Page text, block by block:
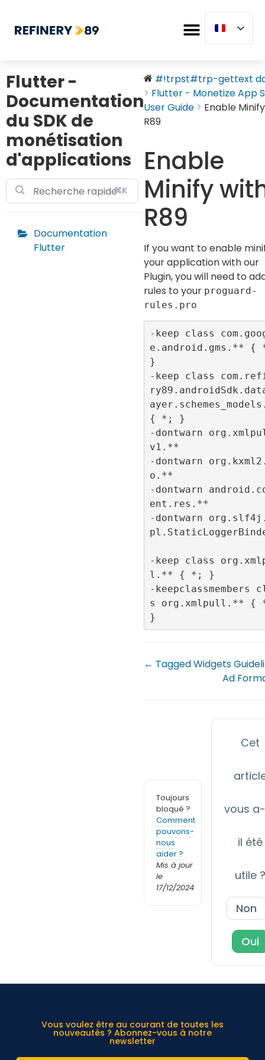
Flutter -
Documentation
du SDK de
monétisation
d'applications
⌘K
Documentation
Flutter
#!trpst#trp-gettext
Flutter - Monetize App
User Guide
Enable
R89
Enable
Minify
R89
If you want to enable
your application with our
Plugin, you will need to
rules to your proguard-
rules.pro
-keep class
e.android.gms.** {
}
-keep class
{ *; }
-dontwarn
v1.**
-dontwarn
o.**
-dontwarn
ent.res.**
-dontwarn
-keep class
l.** { *; }
-keepclassmembers
s org.xmlpull.** {
← Tagged Widgets
Ad
Toujours
bloqué ?
Comment
pouvons-
nous
aider ?
Mis à jour
le
17/12/2024
Cet
vous
il été
utile ?
Non
Oui
Vous voulez être au courant de toutes les
nouveautés ? Abonnez-vous à notre
newsletter